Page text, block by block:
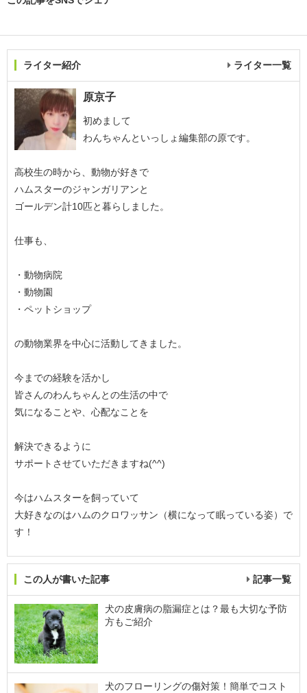
ライター紹介 ライター一覧
原京子
初めまして
わんちゃんといっしょ編集部の原です。
高校生の時から、動物が好きで
ハムスターのジャンガリアンと
ゴールデン計10匹と暮らしました。
仕事も、
・動物病院
・動物園
・ペットショップ
の動物業界を中心に活動してきました。
今までの経験を活かし
皆さんのわんちゃんとの生活の中で
気になることや、心配なことを
解決できるように
サポートさせていただきますね(^^)
今はハムスターを飼っていて
大好きなのはハムのクロワッサン（横になって眠っている姿）で
す！
この人が書いた記事 記事一覧
犬の皮膚病の脂漏症とは？最も大切な予防
方もご紹介
犬のフローリングの傷対策！簡単でコスト